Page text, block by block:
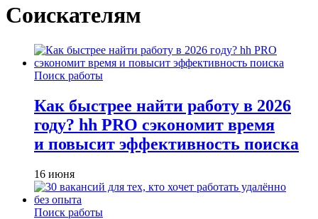
Соискателям
Поиск работы
Как быстрее найти работу в 2026
году? hh PRO сэкономит время
и повысит эффективность поиска
16 июня
Поиск работы